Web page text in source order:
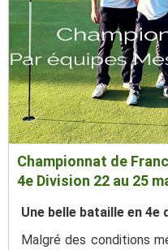
Championnat de
4e Division 22 au 25
Une belle bataille en 4e
Malgré des conditions